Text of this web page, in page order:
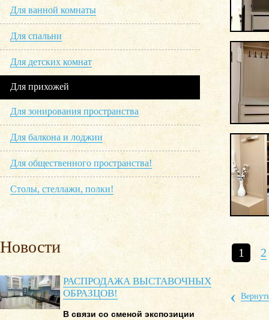
Для ванной комнаты
Для спальни
Для детских комнат
Для прихожей
Для зонирования пространства
Для балкона и лоджии
Для общественного пространства!
Столы, стеллажи, полки!
Новости
РАСПРОДАЖА ВЫСТАВОЧНЫХ
ОБРАЗЦОВ!
В связи со сменой экспозиции
1 2
‹